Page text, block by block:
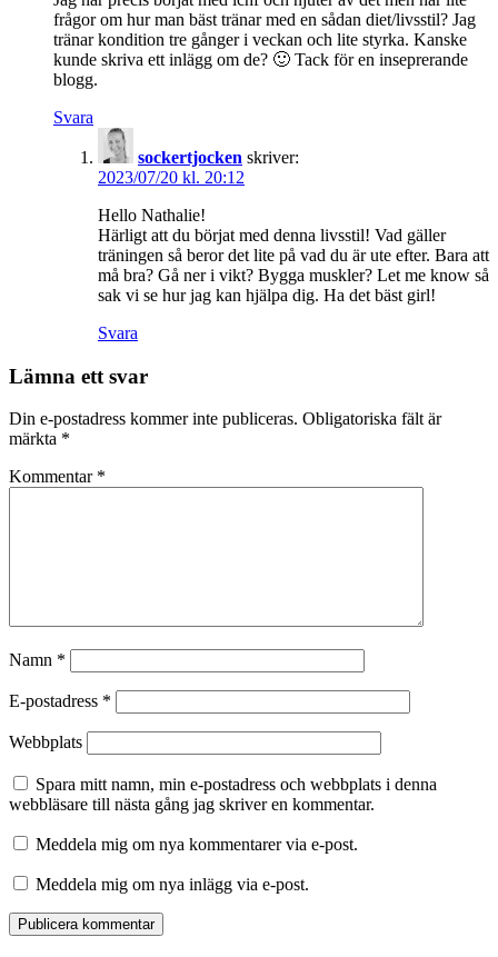
frågor om hur man bäst tränar med en sådan diet/livsstil? Jag
tränar kondition tre gånger i veckan och lite styrka. Kanske
kunde skriva ett inlägg om de? 🙂 Tack för en inseprerande
blogg.
Svara
sockertjocken skriver:
2023/07/20 kl. 20:12
Hello Nathalie!
Härligt att du börjat med denna livsstil! Vad gäller
träningen så beror det lite på vad du är ute efter. Bara att
må bra? Gå ner i vikt? Bygga muskler? Let me know så
sak vi se hur jag kan hjälpa dig. Ha det bäst girl!
Svara
Lämna ett svar
Din e-postadress kommer inte publiceras. Obligatoriska fält är
märkta *
Kommentar *
Namn *
E-postadress *
Webbplats
Spara mitt namn, min e-postadress och webbplats i denna
webbläsare till nästa gång jag skriver en kommentar.
Meddela mig om nya kommentarer via e-post.
Meddela mig om nya inlägg via e-post.